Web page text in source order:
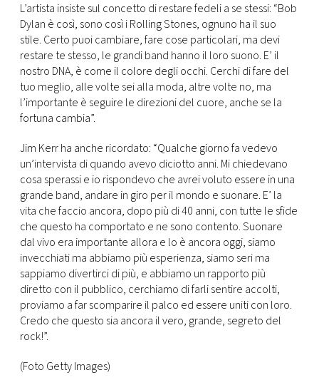
L’artista insiste sul concetto di restare fedeli a se stessi: “Bob
Dylan è così, sono così i Rolling Stones, ognuno ha il suo
stile. Certo puoi cambiare, fare cose particolari, ma devi
restare te stesso, le grandi band hanno il loro suono. E’ il
nostro DNA, è come il colore degli occhi. Cerchi di fare del
tuo meglio, alle volte sei alla moda, altre volte no, ma
l’importante è seguire le direzioni del cuore, anche se la
fortuna cambia”.
Jim Kerr ha anche ricordato: “Qualche giorno fa vedevo
un’intervista di quando avevo diciotto anni. Mi chiedevano
cosa sperassi e io rispondevo che avrei voluto essere in una
grande band, andare in giro per il mondo e suonare. E’ la
vita che faccio ancora, dopo più di 40 anni, con tutte le sfide
che questo ha comportato e ne sono contento. Suonare
dal vivo era importante allora e lo è ancora oggi, siamo
invecchiati ma abbiamo più esperienza, siamo seri ma
sappiamo divertirci di più, e abbiamo un rapporto più
diretto con il pubblico, cerchiamo di farli sentire accolti,
proviamo a far scomparire il palco ed essere uniti con loro.
Credo che questo sia ancora il vero, grande, segreto del
rock!”.
(Foto Getty Images)